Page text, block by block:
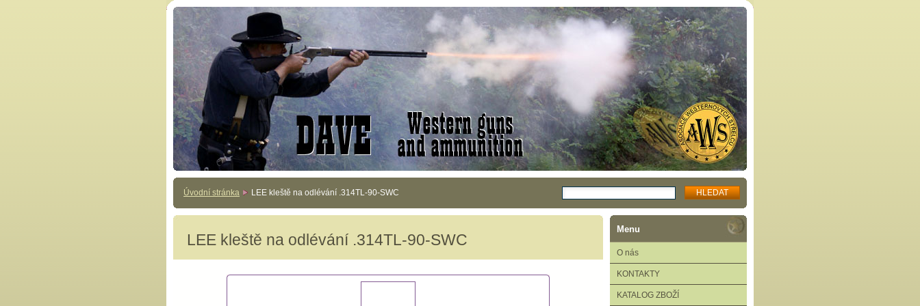
Úvodní stránka LEE kleště na odlévání .314TL-90-SWC
LEE kleště na odlévání .314TL-90-SWC
Menu
O nás
KONTAKTY
KATALOG ZBOŽÍ